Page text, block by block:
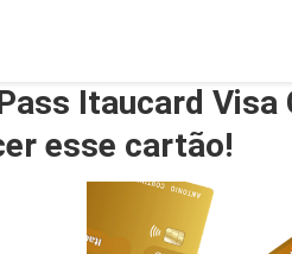
Itaucard Visa
esse cartão!